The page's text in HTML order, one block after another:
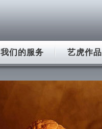
我们的服务 艺虎作品